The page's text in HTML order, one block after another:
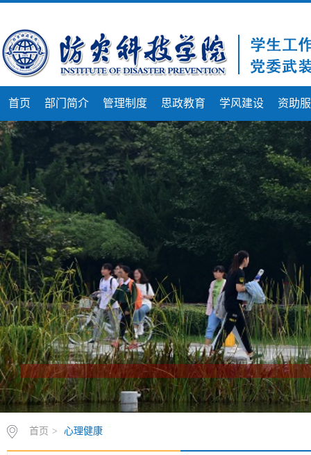
首页 部门简介 管理制度 思政教育 学风建设 资助
首页 > 心理健康